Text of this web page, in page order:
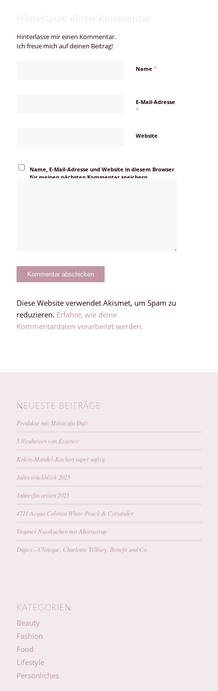
Hinterlasse einen Kommentar
Hinterlasse mir einen Kommentar.
Ich freue mich auf deinen Beitrag!
Name *
E-Mail-Adresse
*
Website
Name, E-Mail-Adresse und Website in diesem Browser
für meinen nächsten Kommentar speichern.
Diese Website verwendet Akismet, um Spam zu
reduzieren. Erfahre, wie deine
Kommentardaten verarbeitet werden.
NEUESTE BEITRÄGE
Produkte mit Maracuja Duft
5 Neuheiten von Essence
Kokos-Mandel-Kuchen super saftig
Jahresrückblick 2025
Jahresfavoriten 2025
4711 Acqua Colonia White Peach & Coriander
Veganer Nusskuchen mit Ahornsirup
Dupes – Clinique, Charlotte Tilbury, Benefit und Co.
KATEGORIEN
Beauty
Fashion
Food
Lifestyle
Persönliches